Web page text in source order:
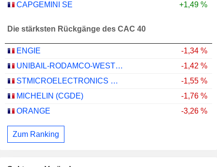
CAPGEMINI SE
+1,49 %
Die stärksten Rückgänge des CAC 40
ENGIE
-1,34 %
UNIBAIL-RODAMCO-WESTFIELD SE
-1,42 %
STMICROELECTRONICS N.V.
-1,55 %
MICHELIN (CGDE)
-1,76 %
ORANGE
-3,26 %
Zum Ranking